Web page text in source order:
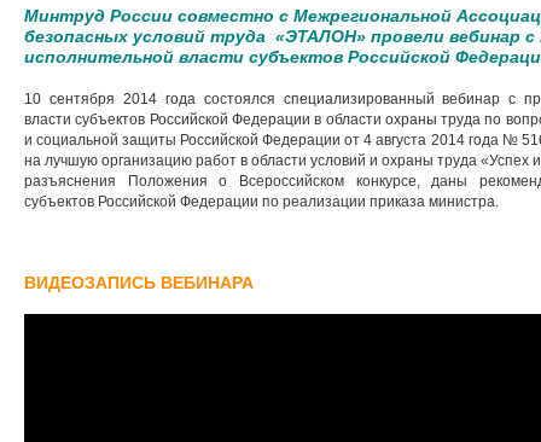
Минтруд России совместно с Межрегиональной
безопасных условий труда «ЭТАЛОН» провели вебинар
исполнительной власти субъектов Российской
10 сентября 2014 года состоялся специализированный вебинар с
власти субъектов Российской Федерации в области охраны труда по
и социальной защиты Российской Федерации от 4 августа 2014 года №
на лучшую организацию работ в области условий и охраны труда
разъяснения Положения о Всероссийском конкурсе, даны
субъектов Российской Федерации по реализации приказа министра.
ВИДЕОЗАПИСЬ ВЕБИНАРА